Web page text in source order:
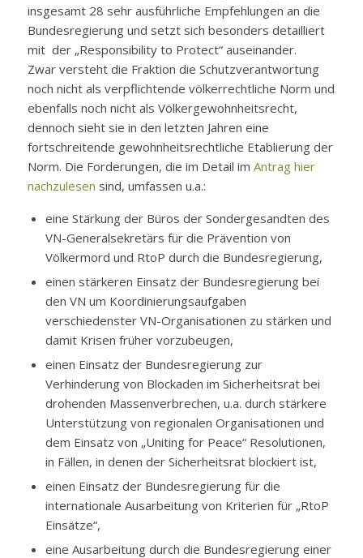
insgesamt 28 sehr ausführliche Empfehlungen an die
Bundesregierung und setzt sich besonders detailliert
mit der „Responsibility to Protect“ auseinander.
Zwar versteht die Fraktion die Schutzverantwortung
noch nicht als verpflichtende völkerrechtliche Norm und
ebenfalls noch nicht als Völkergewohnheitsrecht,
dennoch sieht sie in den letzten Jahren eine
fortschreitende gewohnheitsrechtliche Etablierung der
Norm. Die Forderungen, die im Detail im Antrag hier
nachzulesen sind, umfassen u.a.:
eine Stärkung der Büros der Sondergesandten des
VN-Generalsekretärs für die Prävention von
Völkermord und RtoP durch die Bundesregierung,
einen stärkeren Einsatz der Bundesregierung bei
den VN um Koordinierungsaufgaben
verschiedenster VN-Organisationen zu stärken und
damit Krisen früher vorzubeugen,
einen Einsatz der Bundesregierung zur
Verhinderung von Blockaden im Sicherheitsrat bei
drohenden Massenverbrechen, u.a. durch stärkere
Unterstützung von regionalen Organisationen und
dem Einsatz von „Uniting for Peace“ Resolutionen,
in Fällen, in denen der Sicherheitsrat blockiert ist,
einen Einsatz der Bundesregierung für die
internationale Ausarbeitung von Kriterien für „RtoP
Einsätze“,
eine Ausarbeitung durch die Bundesregierung einer